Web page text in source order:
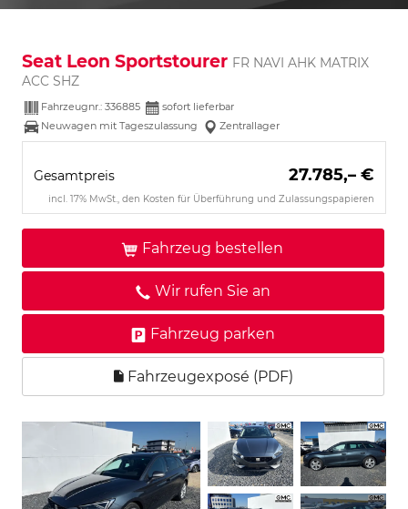
Seat Leon Sportstourer FR NAVI AHK MATRIX
ACC SHZ
Fahrzeugnr.: 336885
sofort lieferbar
Neuwagen mit Tageszulassung
Zentrallager
Gesamtpreis 27.785,– €
incl. 17% MwSt., den Kosten für Überführung und Zulassungspapieren
Fahrzeug bestellen
Wir rufen Sie an
Fahrzeug parken
Fahrzeugexposé (PDF)